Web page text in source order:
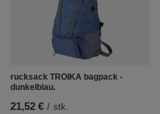
rucksack TROIKA bagpack -
dunkelblau.
21,52 € / stk.